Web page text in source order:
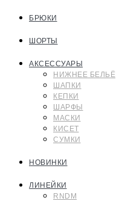
БРЮКИ
ШОРТЫ
АКСЕССУАРЫ
НИЖНЕЕ БЕЛЬЁ
ШАПКИ
КЕПКИ
ШАРФЫ
МАСКИ
КИСЕТ
СУМКИ
НОВИНКИ
ЛИНЕЙКИ
RNDM